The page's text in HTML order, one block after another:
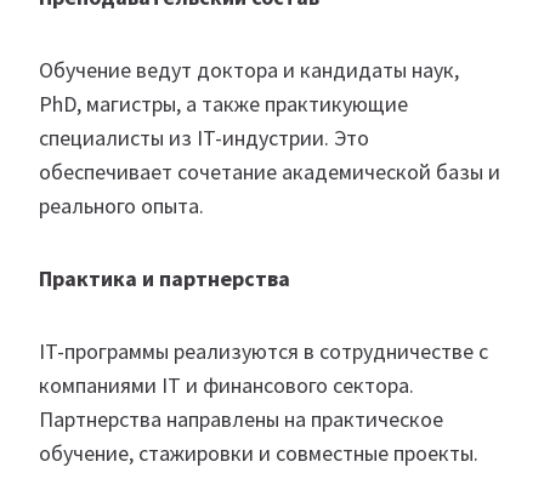
Обучение ведут доктора и кандидаты наук,
PhD, магистры, а также практикующие
специалисты из IT-индустрии. Это
обеспечивает сочетание академической базы и
реального опыта.
Практика и партнерства
IT-программы реализуются в сотрудничестве с
компаниями IT и финансового сектора.
Партнерства направлены на практическое
обучение, стажировки и совместные проекты.